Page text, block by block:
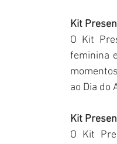
Kit
O Kit
feminina
ao Dia do
Kit
O Kit